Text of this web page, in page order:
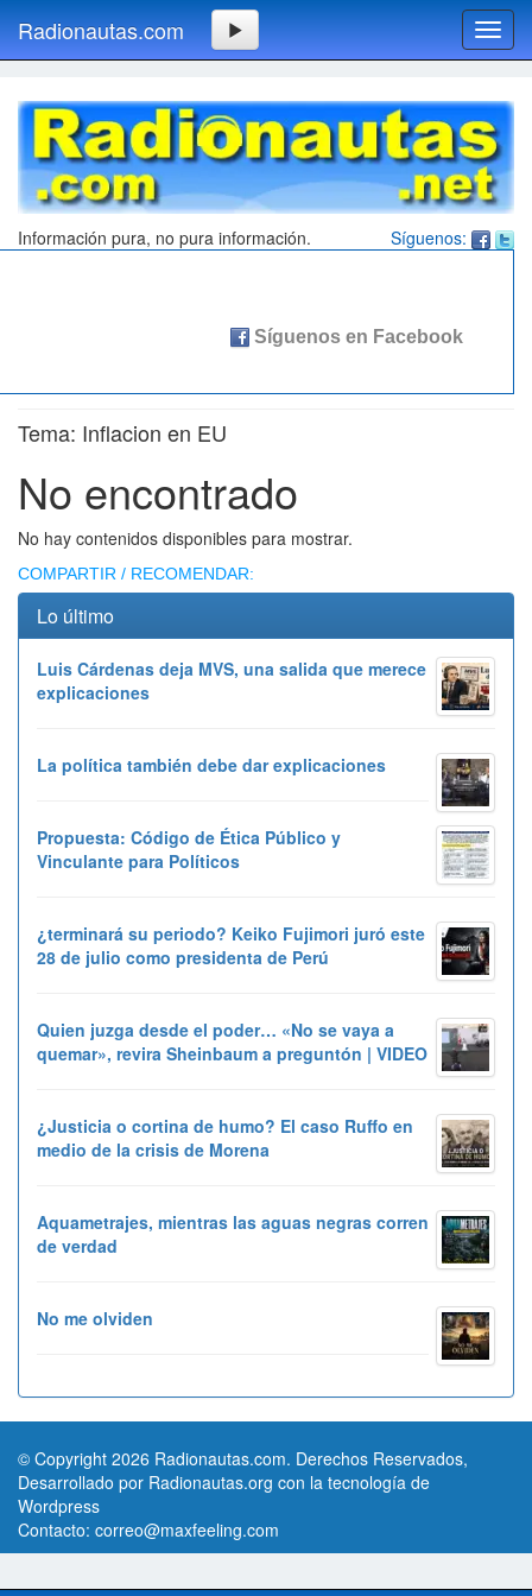
Radionautas.com
Síguenos:
Información pura, no pura información.
Tema: Inflacion en EU
No encontrado
No hay contenidos disponibles para mostrar.
COMPARTIR / RECOMENDAR:
Lo último
Luis Cárdenas deja MVS, una salida que merece
explicaciones
La política también debe dar explicaciones
Propuesta: Código de Ética Público y
Vinculante para Políticos
¿terminará su periodo? Keiko Fujimori juró este
28 de julio como presidenta de Perú
Quien juzga desde el poder… «No se vaya a
quemar», revira Sheinbaum a preguntón | VIDEO
¿Justicia o cortina de humo? El caso Ruffo en
medio de la crisis de Morena
Aquametrajes, mientras las aguas negras corren
de verdad
No me olviden
© Copyright 2026 Radionautas.com. Derechos Reservados,
Desarrollado por Radionautas.org con la tecnología de
Wordpress
Contacto: correo@maxfeeling.com